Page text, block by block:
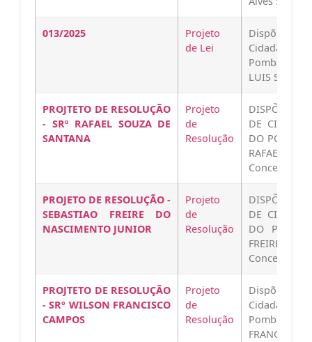
013/2025
Projeto
de Lei
Dispõe
Cidadão
Pombal a
LUIS SILVA
PROJTETO DE RESOLUÇÃO
- SRº RAFAEL SOUZA DE
SANTANA
Projeto
de
Resolução
DISPÕE
DE
DO POMBAL
RAFAEL
Concessão…
PROJETO DE RESOLUÇÃO -
SEBASTIAO FREIRE DO
NASCIMENTO JUNIOR
Projeto
de
Resolução
DISPÕE
DE
DO
FREIRE
Concessão…
PROJTETO DE RESOLUÇÃO
- SRº WILSON FRANCISCO
CAMPOS
Projeto
de
Resolução
Dispõe
Cidadão
Pombal ao
FRANCISCO